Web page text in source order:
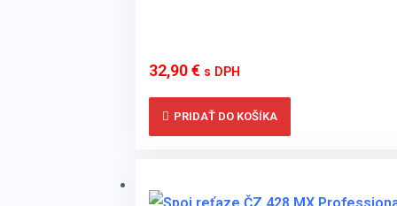
32,90€ s DPH
PRIDAŤ DO KOŠÍKA